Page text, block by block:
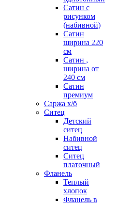
Сатин с
рисунком
(набивной)
Сатин
ширина 220
см
Сатин ,
ширина от
240 см
Сатин
премиум
Саржа х/б
Ситец
Детский
ситец
Набивной
ситец
Ситец
платочный
Фланель
Теплый
хлопок
Фланель в